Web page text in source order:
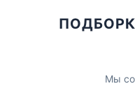
Мы